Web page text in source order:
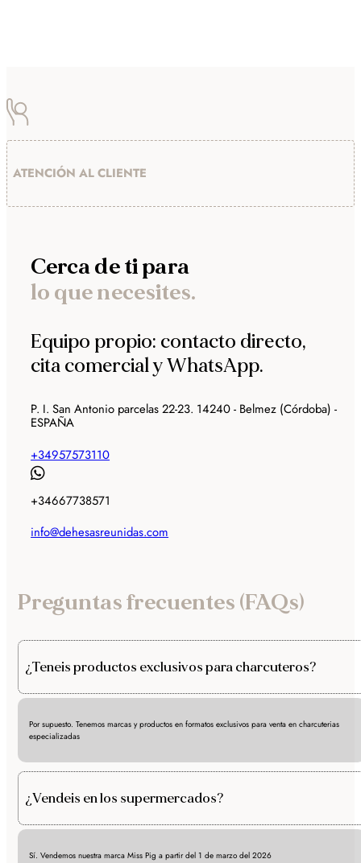
ATENCIÓN AL CLIENTE
Cerca de ti para
lo que necesites.
Equipo propio: contacto directo,
cita comercial y WhatsApp.
P. I. San Antonio parcelas 22-23. 14240 - Belmez (Córdoba) -
ESPAÑA
+34957573110
+34667738571
info@dehesasreunidas.com
Preguntas frecuentes (FAQs)
¿Teneis productos exclusivos para charcuteros?
Por supuesto. Tenemos marcas y productos en formatos exclusivos para venta en charcuterias
especializadas
¿Vendeis en los supermercados?
Sí. Vendemos nuestra marca Miss Pig a partir del 1 de marzo del 2026